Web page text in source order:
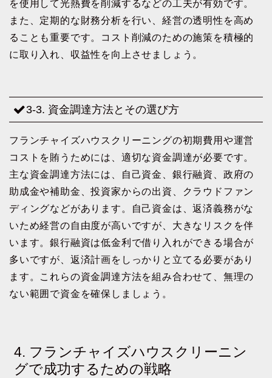
を使用して光熱費を削減するなどの工夫が有効です。
また、定期的な財務分析を行い、経営の透明性を高め
ることも重要です。コスト削減のための施策を積極的
に取り入れ、収益性を向上させましょう。
3-3. 資金調達方法とその選び方
フランチャイズハウスクリーニングの初期費用や運営
コストを賄うためには、適切な資金調達が必要です。
主な資金調達方法には、自己資金、銀行融資、政府の
助成金や補助金、投資家からの出資、クラウドファン
ディングなどがあります。自己資金は、返済義務がな
いため経営の自由度が高いですが、大きなリスクを伴
います。銀行融資は低金利で借り入れができる場合が
多いですが、返済計画をしっかりと立てる必要があり
ます。これらの資金調達方法を組み合わせて、無理の
ない範囲で資金を確保しましょう。
4. フランチャイズハウスクリーニン
グで成功するための戦略